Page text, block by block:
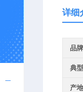
详细
品牌
典
产